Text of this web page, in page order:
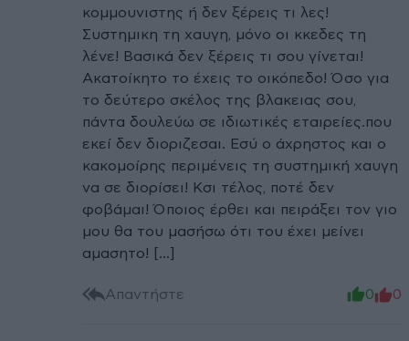
κομμουνιστης ή δεν ξέρεις τι λες!
Συστημικη τη χαυγη, μόνο οι κκεδες τη
λένε! Βασικά δεν ξέρεις τι σου γίνεται!
Ακατοίκητο το έχεις το οικόπεδο! Όσο για
το δεύτερο σκέλος της βλακειας σου,
πάντα δουλεύω σε ιδιωτικές εταιρείες.που
εκεί δεν διοριζεσαι. Εσύ ο άχρηστος και ο
κακομοίρης περιμένεις τη συστημική χαυγη
να σε διορίσει! Κσι τέλος, ποτέ δεν
φοβάμαι! Όποιος έρθει και πειράξει τον γιο
μου θα του μασήσω ότι του έχει μείνει
αμασητο! [...]
Απαντήστε 0 0